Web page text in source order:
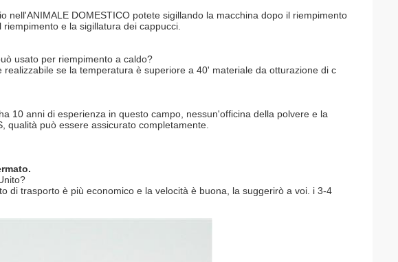
nell'ANIMALE DOMESTICO potete sigillando la macchina dopo il riempimento
e la sigillatura dei cappucci.
usato per riempimento a caldo?
se la temperatura è superiore a 40' materiale da otturazione di c
10 anni di esperienza in questo campo, nessun'officina della polvere e la
qualità può essere assicurato completamente.
di trasporto è più economico e la velocità è buona, la suggerirò a voi. i 3-4